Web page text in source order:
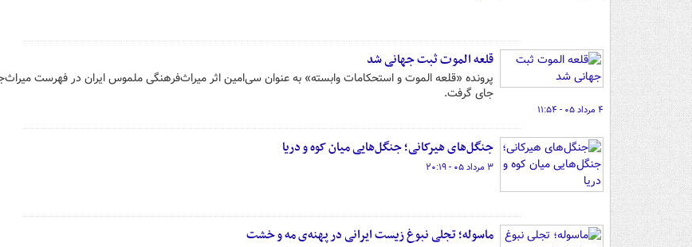
قلعه الموت ثبت جهانی شد
پرونده «قلعه الموت و استحکامات وابسته» به عنوان سی‌امین اثر میراث‌فرهنگی ملموس ایران در فهرست
جای گرفت.
۴ مرداد ۰۵ - ۱۱:۵۴
جنگل‌های هیرکانی؛ جنگل‌هایی میان کوه و دریا
۳ مرداد ۰۵ - ۲۰:۱۹
ماسوله؛ تجلی نبوغ زیست ایرانی در پهنه‌ی مه و خشت